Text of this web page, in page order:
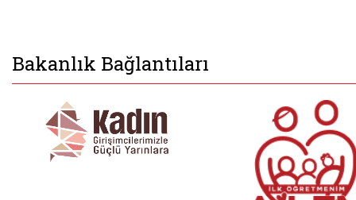
Bakanlık Bağlantıları